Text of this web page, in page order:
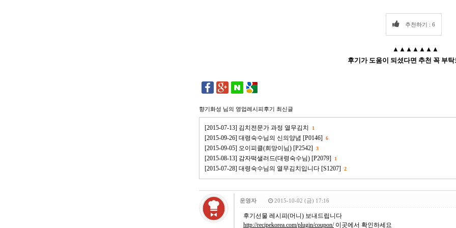
추천하기 : 6
▲▲▲▲▲▲▲
후기가 도움이 되셨다면 추천 꼭 부
향기화성 님의 영업레시피후기 최신글
[2015-07-13] 김치전문가 과정 열무김치 1
[2015-09-26] 대령숙수님의 신의양념 [P0146] 6
[2015-09-05] 오이피클(희망이님) [P2542] 3
[2015-08-13] 감자떡샐러드(대령숙수님) [P2079] 1
[2015-07-28] 대령숙수님의 열무김치입니다 [S1207] 2
운영자 2015-10-02 (금) 17:16
후기선물 레시피(머니) 보내드립니다
http://recipekorea.com/plugin/coupon/이곳에서 확인하세요